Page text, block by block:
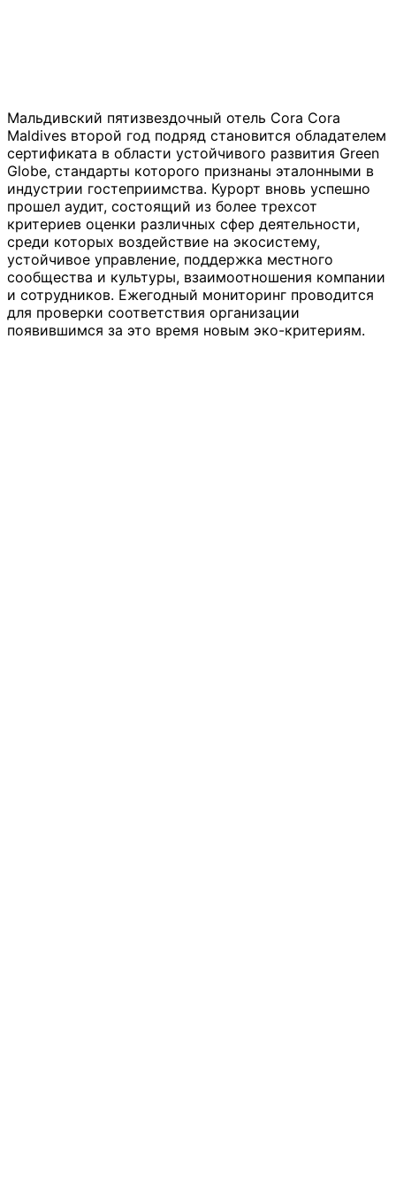
Мальдивский пятизвездочный отель Cora Cora
Maldives второй год подряд становится обладателем
сертификата в области устойчивого развития Green
Globe, стандарты которого признаны эталонными в
индустрии гостеприимства. Курорт вновь успешно
прошел аудит, состоящий из более трехсот
критериев оценки различных сфер деятельности,
среди которых воздействие на экосистему,
устойчивое управление, поддержка местного
сообщества и культуры, взаимоотношения компании
и сотрудников. Ежегодный мониторинг проводится
для проверки соответствия организации
появившимся за это время новым эко-критериям.